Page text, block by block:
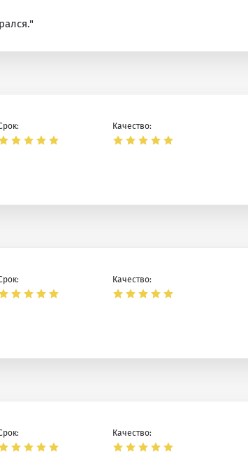
Качество:
Качество:
Качество: